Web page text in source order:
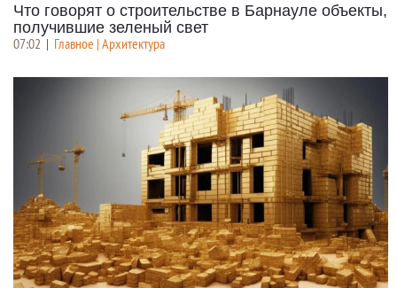
Что говорят о строительстве в Барнауле объекты,
получившие зеленый свет
07:02 | Главное | Архитектура